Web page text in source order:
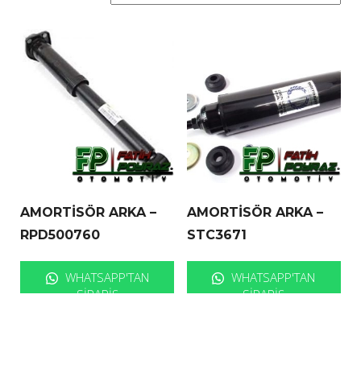
AMORTİSÖR ARKA –
RPD500760
WHATSAPP'TAN
SIPARIŞ
AMORTİSÖR ARKA –
STC3671
WHATSAPP'TAN
SIPARIŞ